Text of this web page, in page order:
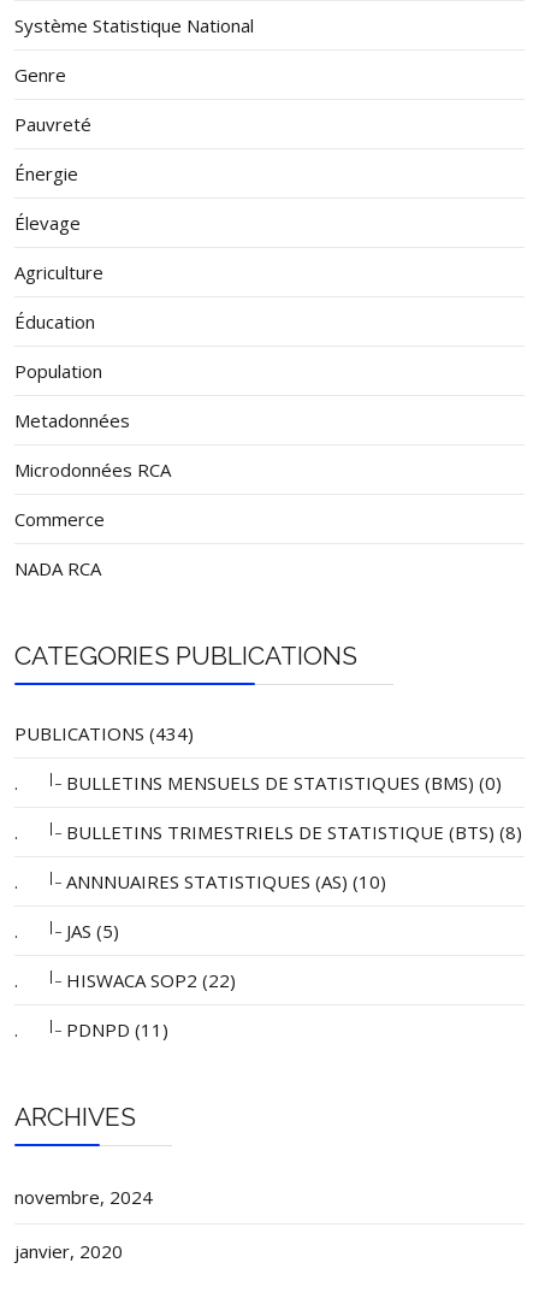
Système Statistique National
Genre
Pauvreté
Énergie
Élevage
Agriculture
Éducation
Population
Metadonnées
Microdonnées RCA
Commerce
NADA RCA
CATEGORIES PUBLICATIONS
PUBLICATIONS (434)
. |_ BULLETINS MENSUELS DE STATISTIQUES (BMS) (0)
. |_ BULLETINS TRIMESTRIELS DE STATISTIQUE (BTS) (8)
. |_ ANNNUAIRES STATISTIQUES (AS) (10)
. |_ JAS (5)
. |_ HISWACA SOP2 (22)
. |_ PDNPD (11)
ARCHIVES
novembre, 2024
janvier, 2020